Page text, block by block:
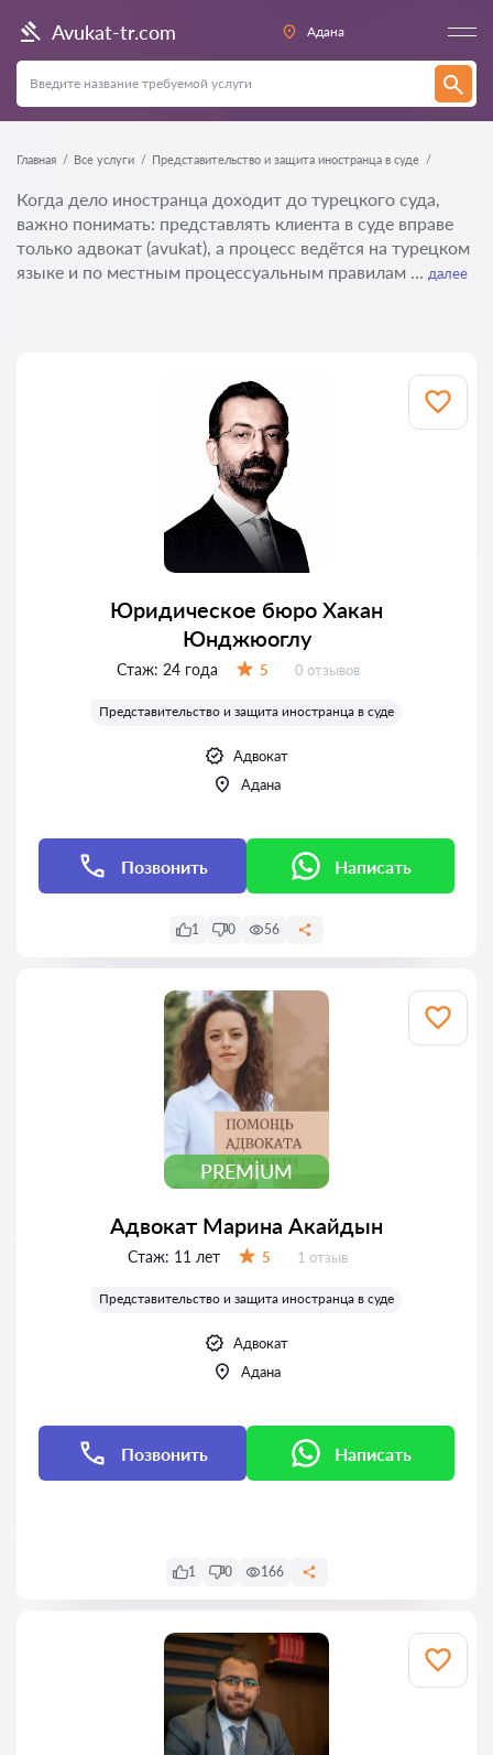
Avukat-tr.com Адана
Главная Все услуги Представительство и защита иностранца в суде
Когда дело иностранца доходит до турецкого суда,
важно понимать: представлять клиента в суде вправе
только адвокат (avukat), а процесс ведётся на турецком
языке и по местным процессуальным правилам ... далее
Юридическое бюро Хакан
Юнджюоглу
Стаж: 24 года 5 Отзывов:
0 отзывов
Представительство и защита иностранца в суде
Адвокат
Адана
Позвонить Написать
1 0 56
PREMIUM
Адвокат Марина Акайдын
Стаж: 11 лет 5 Отзывов:
1 отзыв
Представительство и защита иностранца в суде
Адвокат
Адана
Позвонить Написать
1 0 166